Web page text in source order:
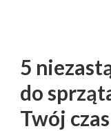
5
do
Twój czas